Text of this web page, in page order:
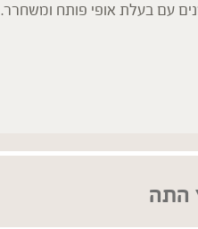
עם בעלת אופי פותח ומשחרר.
התה